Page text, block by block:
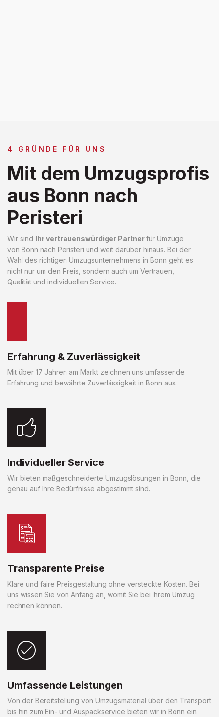
4 GRÜNDE FÜR UNS
Mit dem Umzugsprofis
aus Bonn nach
Peristeri
Wir sind Ihr vertrauenswürdiger Partnerfür Umzüge
von Bonn nach Peristeri und weit darüber hinaus. Bei der
Wahl des richtigen Umzugsunternehmens in Bonn geht es
nicht nur um den Preis, sondern auch um Vertrauen,
Qualität und individuellen Service.
Erfahrung & Zuverlässigkeit
Mit über 17 Jahren am Markt zeichnen uns umfassende
Erfahrung und bewährte Zuverlässigkeit in Bonn aus.
Individueller Service
Wir bieten maßgeschneiderte Umzugslösungen in Bonn, die
genau auf Ihre Bedürfnisse abgestimmt sind.
Transparente Preise
Klare und faire Preisgestaltung ohne versteckte Kosten. Bei
uns wissen Sie von Anfang an, womit Sie bei Ihrem Umzug
rechnen können.
Umfassende Leistungen
Von der Bereitstellung von Umzugsmaterial über den Transport
bis hin zum Ein- und Auspackservice bieten wir in Bonn ein